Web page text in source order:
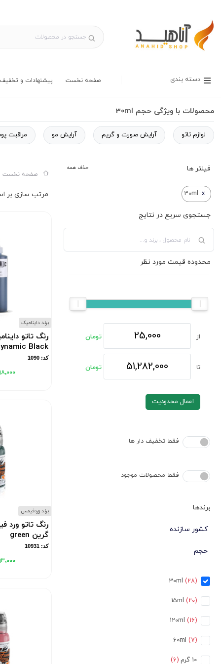
دسته بندی صفحه نخست پیشنهادات و
محصولات با ویژگی حجم 30ml
لوازم تاتو آرایش صورت و گریم آرایش مو مراقبت
فیلتر ها حذف همه
x
30ml
جستجوی سریع در نتایج
محدوده قیمت مورد نظر
از تومان
تا تومان
اعمال محدودیت
فقط تخفیف دار ها
فقط محصولات موجود
برندها
کشور سازنده
حجم
30ml (28)
15ml (20)
120ml (16)
60ml (7)
10 گرم (6)
صفحه نخست
برند داینامیک
رنگ تاتو
Black
کد: 1090
برند وردفیمس
رنگ تاتو
گرین green
کد: 10931